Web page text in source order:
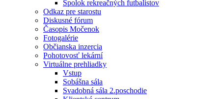
Spolok rekreačných futbalistov
Odkaz pre starostu
Diskusné fórum
Časopis Močenok
Fotogalérie
Občianska inzercia
Pohotovosť lekární
Virtuálne prehliadky
Vstup
Sobášna sála
Svadobná sála 2.poschodie